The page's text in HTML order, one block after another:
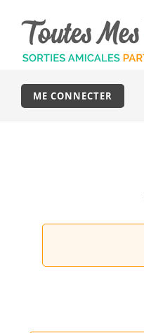
ME CONNECTER